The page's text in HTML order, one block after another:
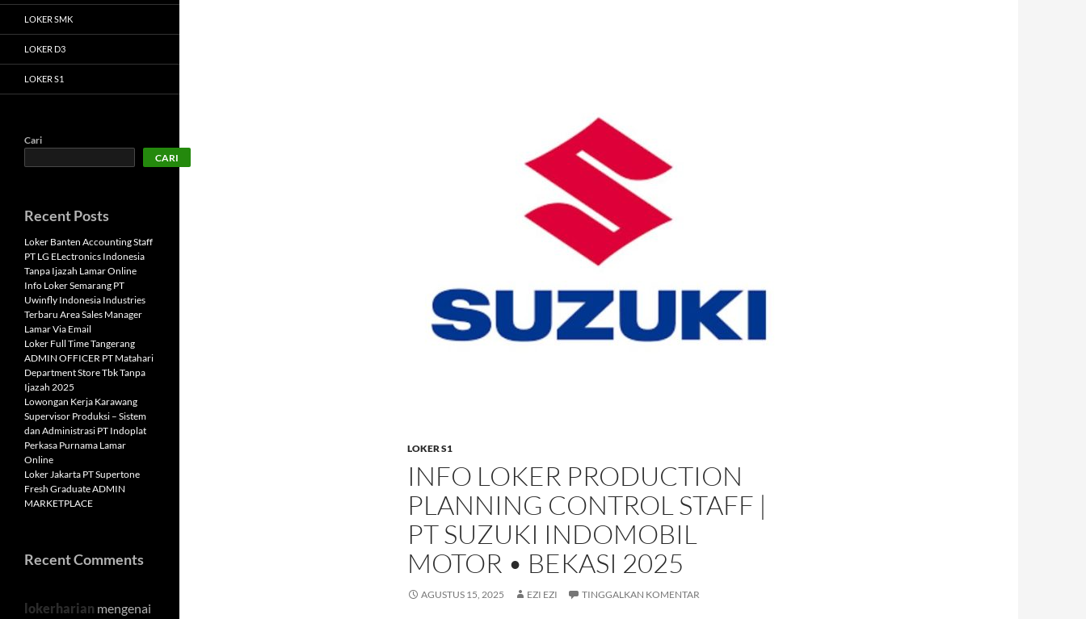
LOKER S1
INFO LOKER PRODUCTION
PLANNING CONTROL STAFF |
PT SUZUKI INDOMOBIL
MOTOR • BEKASI 2025
AGUSTUS 15, 2025 EZI EZI TINGGALKAN KOMENTAR
LOKER SMK
LOKER D3
LOKER S1
Cari
CARI
Recent Posts
Loker Banten Accounting Staff
PT LG ELectronics Indonesia
Tanpa Ijazah Lamar Online
Info Loker Semarang PT
Uwinfly Indonesia Industries
Terbaru Area Sales Manager
Lamar Via Email
Loker Full Time Tangerang
ADMIN OFFICER PT Matahari
Department Store Tbk Tanpa
Ijazah 2025
Lowongan Kerja Karawang
Supervisor Produksi – Sistem
dan Administrasi PT Indoplat
Perkasa Purnama Lamar
Online
Loker Jakarta PT Supertone
Fresh Graduate ADMIN
MARKETPLACE
Recent Comments
lokerharian mengenai